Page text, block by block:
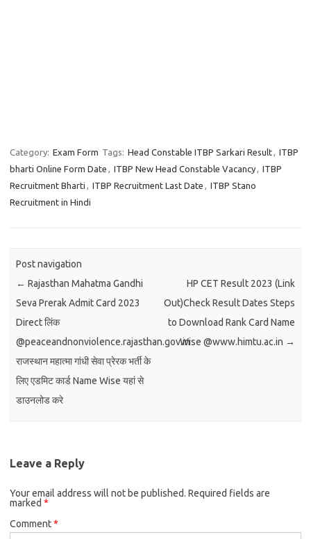
Category: Exam Form Tags: Head Constable ITBP Sarkari Result, ITBP
bharti Online Form Date , ITBP New Head Constable Vacancy, ITBP
Recruitment Bharti , ITBP Recruitment Last Date , ITBP Stano
Recruitment in Hindi
Post navigation
← Rajasthan Mahatma Gandhi
Seva Prerak Admit Card 2023
Direct लिंक
@peaceandnonviolence.rajasthan.gov.in
राजस्थान महात्मा गांधी सेवा प्रेरक भर्ती के
लिए एडमिट कार्ड Name Wise यहां से
डाउनलोड करे
HP CET Result 2023 (Link
Out)Check Result Dates Steps
to Download Rank Card Name
Wise @www.himtu.ac.in →
Leave a Reply
Your email address will not be published. Required fields are
marked *
Comment*